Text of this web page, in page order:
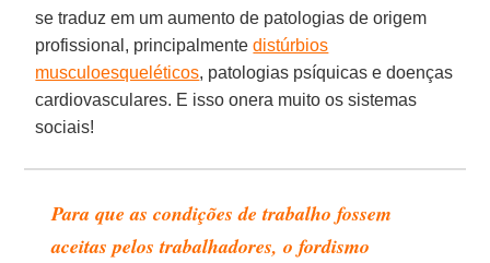
se traduz em um aumento de patologias de origem
profissional, principalmentedistúrbios
musculoesqueléticos, patologias psíquicas e doenças
cardiovasculares. E isso onera muito os sistemas
sociais!
Para que as condições de trabalho fossem
aceitas pelos trabalhadores, o fordismo